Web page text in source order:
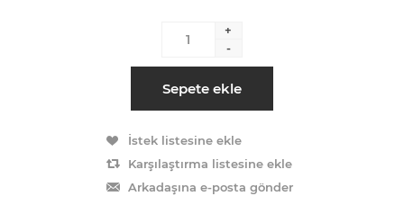
+
-
Sepete ekle
İstek listesine ekle
Karşılaştırma listesine ekle
Arkadaşına e-posta gönder